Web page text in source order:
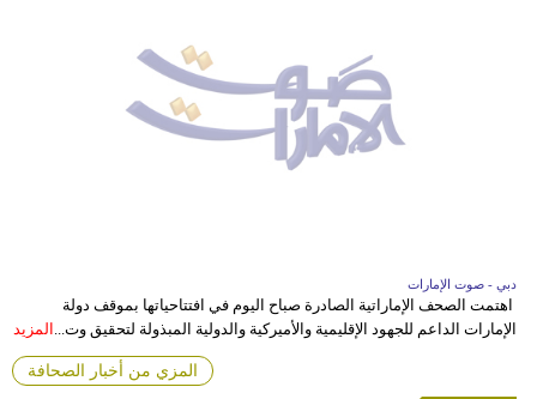
دبي - صوت الإمارات
اهتمت الصحف الإماراتية الصادرة صباح اليوم في افتتاحياتها بموقف دولة
الإمارات الداعم للجهود الإقليمية والأميركية والدولية المبذولة لتحقيق وت... المزيد
المزي من أخبار الصحافة